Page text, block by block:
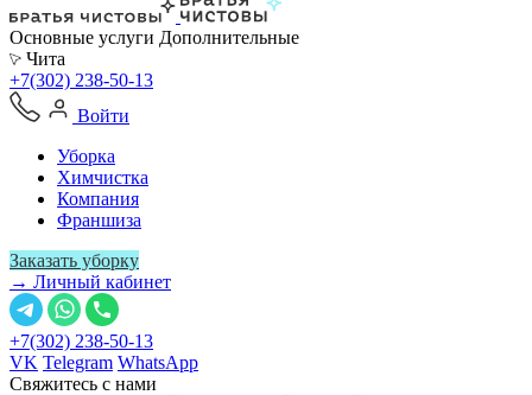
Основные услуги Дополнительные
Чита
+7(302) 238-50-13
Войти
Уборка
Химчистка
Компания
Франшиза
Заказать уборку
→ Личный кабинет
+7(302) 238-50-13
VK Telegram WhatsApp
Свяжитесь с нами